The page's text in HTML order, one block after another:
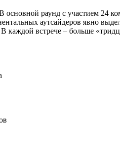
раунд с участием 24
аутсайдеров явно
каждой встрече – больше